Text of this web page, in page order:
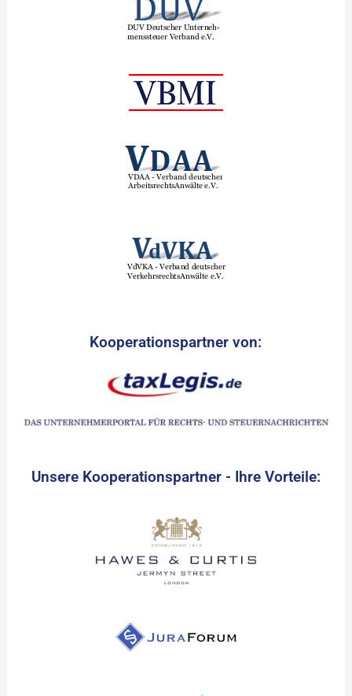
Kooperationspartner von:
Unsere Kooperationspartner - Ihre Vorteile: